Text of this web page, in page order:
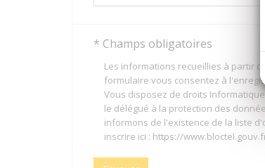
* Champs obligatoires
Les informations recueillies à partir
formulaire vous consentez à
Vous disposez de droits
le délégué à la protection des
informons de l'existence de la liste
inscrire ici : https://